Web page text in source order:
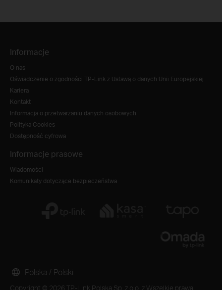
Informacje
O nas
Oświadczenie o zgodności TP-Link z Ustawą o danych Unii Europejskiej
Kariera
Kontakt
Informacja o przetwarzaniu danych osobowych
Polityka Cookies
Dostępność cyfrowa
Informacje prasowe
Wiadomości
Komunikaty dotyczące bezpieczeństwa
Copyright © 2026 TP-Link Polska Sp. z o.o. z Wszelkie prawa
Polska / Polski